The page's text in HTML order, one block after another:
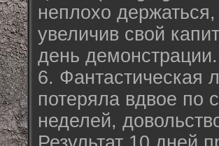
неплохо
увеличив свой
день демонстрации.
6. Фантастическая
потеряла вдвое по
неделей,